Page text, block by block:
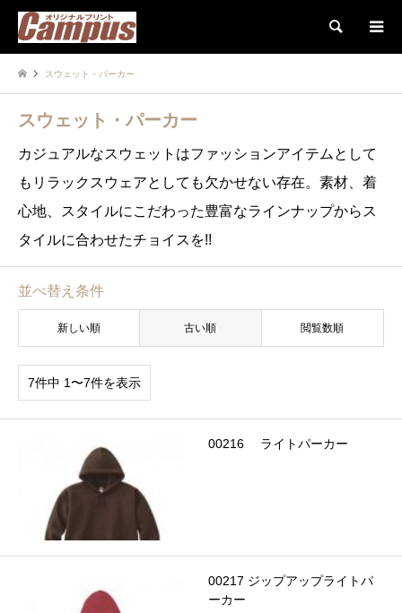
検索
スウェット・パーカー
スウェット・パーカー
カジュアルなスウェットはファッションアイテムとして
もリラックスウェアとしても欠かせない存在。素材、着
心地、スタイルにこだわった豊富なラインナップからス
タイルに合わせたチョイスを!!
並べ替え条件
新しい順 古い順 閲覧数順
7件中 1〜7件を表示
00216 ライトパーカー
00217 ジップアップライトパ
ーカー